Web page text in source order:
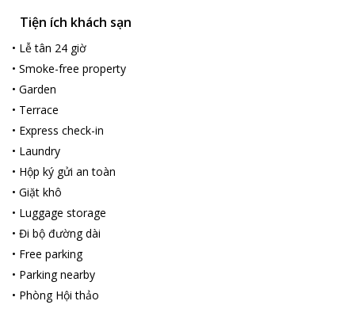
Tiện ích khách sạn
• Lễ tân 24 giờ
• Smoke-free property
• Garden
• Terrace
• Express check-in
• Laundry
• Hộp ký gửi an toàn
• Giặt khô
• Luggage storage
• Đi bộ đường dài
• Free parking
• Parking nearby
• Phòng Hội thảo